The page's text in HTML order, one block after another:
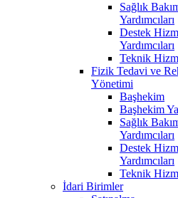
Sağlık
Yardımcıları
Destek
Yardımcıları
Teknik
Fizik Tedavi ve
Yönetimi
Başhekim
Başhekim
Sağlık
Yardımcıları
Destek
Yardımcıları
Teknik
İdari Birimler